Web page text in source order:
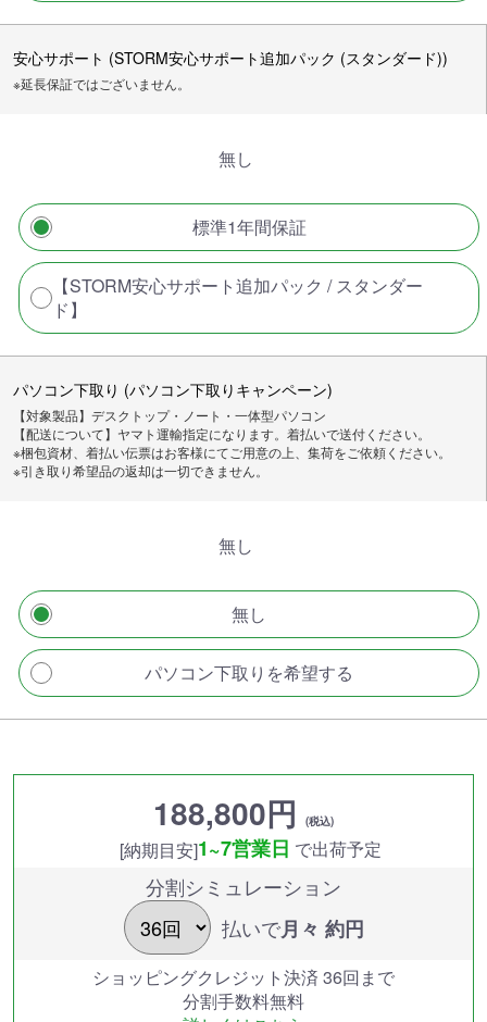
安心サポート (STORM安心サポート追加パック (スタンダード))
※延長保証ではございません。
無し
標準1年間保証
【STORM安心サポート追加パック / スタンダー
ド】
パソコン下取り (パソコン下取りキャンペーン)
【対象製品】デスクトップ・ノート・一体型パソコン
【配送について】ヤマト運輸指定になります。着払いで送付ください。
※梱包資材、着払い伝票はお客様にてご用意の上、集荷をご依頼ください。
※引き取り希望品の返却は一切できません。
無し
無し
パソコン下取りを希望する
188,800円 (税込)
[納期目安]1~7営業日 で出荷予定
分割シミュレーション
払いで月々 約円
ショッピングクレジット決済 36回まで
分割手数料無料